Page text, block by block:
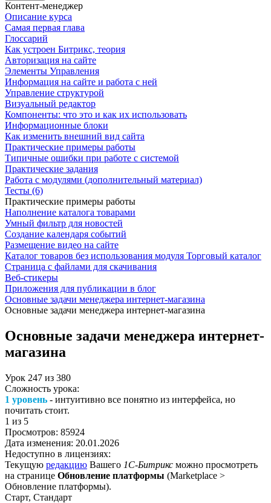
Контент-менеджер
Описание курса
Самая первая глава
Глоссарий
Как устроен Битрикс, теория
Авторизация на сайте
Элементы Управления
Информация на сайте и работа с ней
Управление структурой
Визуальный редактор
Компоненты: что это и как их использовать
Информационные блоки
Как изменить внешний вид сайта
Практические примеры работы
Типичные ошибки при работе с системой
Практические задания
Работа с модулями (дополнительный материал)
Тесты (6)
Практические примеры работы
Наполнение каталога товарами
Умный фильтр для новостей
Создание календаря событий
Размещение видео на сайте
Каталог товаров без использования модуля Торговый каталог
Страница с файлами для скачивания
Веб-стикеры
Приложения для публикации в блог
Основные задачи менеджера интернет-магазина
Основные задачи менеджера интернет-магазина
Основные задачи менеджера интернет-
магазина
Урок 247 из 380
Сложность урока:
1 уровень - интуитивно все понятно из интерфейса, но
почитать стоит.
1 из 5
Просмотров: 85924
Дата изменения: 20.01.2026
Недоступно в лицензиях:
Текущую редакцию Вашего 1С-Битрикс можно просмотреть
на странице Обновление платформы (Marketplace >
Обновление платформы).
Старт, Стандарт